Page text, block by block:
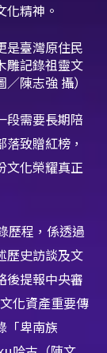
化精神。
是臺灣原住民
雕記錄祖靈文
陳志強 攝）
段需要長期陪
致贈紅榜，
文化榮耀真正
歷程，係透過
歷史訪談及文
後提報中央審
化資產重要傳
「卑南族